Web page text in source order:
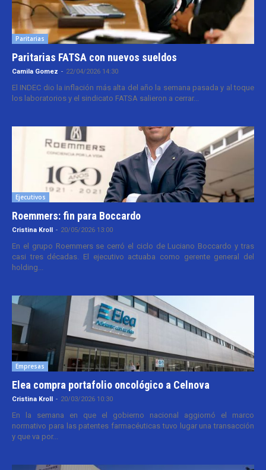
Paritarias
Paritarias FATSA con nuevos sueldos
Camila Gomez - 22/04/2026 14:30
El INDEC dio la inflación más alta del año la semana pasada y al toque
los laboratorios y el sindicato FATSA salieron a cerrar...
Ejecutivos
Roemmers: fin para Boccardo
Cristina Kroll - 20/05/2026 13:00
En el grupo Roemmers se cerró el ciclo de Luciano Boccardo y tras
casi tres décadas. El ejecutivo actuaba como gerente general del
holding...
Empresas
Elea compra portafolio oncológico a Celnova
Cristina Kroll - 20/03/2026 10:30
En la semana en que el gobierno nacional aggiornó el marco
normativo para las patentes farmacéuticas tuvo lugar una transacción
y que va por...